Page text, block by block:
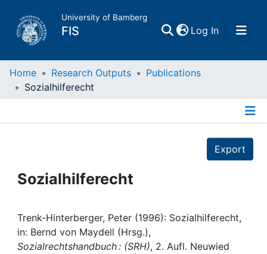
University of Bamberg
FIS Log In(current)
Home
Projects
Institutions
Home Research Outputs
Publications
Sozialhilferecht
Export
Sozialhilferecht
Trenk-Hinterberger, Peter (1996): Sozialhilferecht,
in: Bernd von Maydell (Hrsg.),
Sozialrechtshandbuch : (SRH), 2. Aufl. Neuwied